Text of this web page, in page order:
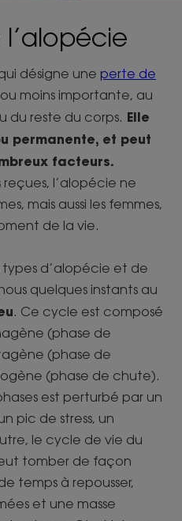
désigne une perte de
moins importante, au
du reste du corps. Elle
permanente, et peut
facteurs.
l’alopécie ne
mais aussi les femmes,
de la vie.
d’alopécie et de
quelques instants au
. Ce cycle est composé
(phase de
(phase de
(phase de chute).
est perturbé par un
pic de stress, un
le cycle de vie du
tomber de façon
temps à repousser,
et une masse